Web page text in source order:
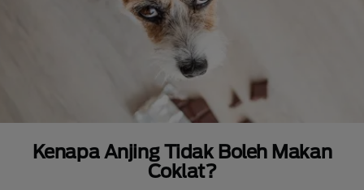
Kenapa Anjing Tidak Boleh Makan
Coklat?